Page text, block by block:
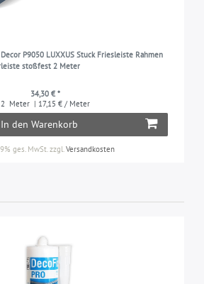
P9050 LUXXUS Stuck Friesleiste Rahmen
stoßfest 2 Meter
34,30 € *
2 Meter | 17,15 € / Meter
In den Warenkorb
ges. MwSt.zzgl.Versandkosten